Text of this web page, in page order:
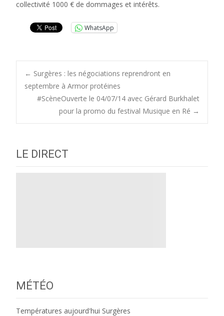
collectivité 1000 € de dommages et intérêts.
WhatsApp
Post
navigation
← Surgères : les négociations reprendront en
septembre à Armor protéines
#ScèneOuverte le 04/07/14 avec Gérard Burkhalet
pour la promo du festival Musique en Ré →
LE DIRECT
MÉTÉO
Températures aujourd'hui Surgères